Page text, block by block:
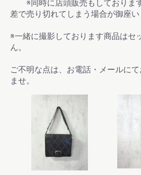
※同時に店頭販売もしておりま
差で売り切れてしまう場合が御座い
※一緒に撮影しております商品はセ
ん。
ご不明な点は、お電話・メールに
ませ。